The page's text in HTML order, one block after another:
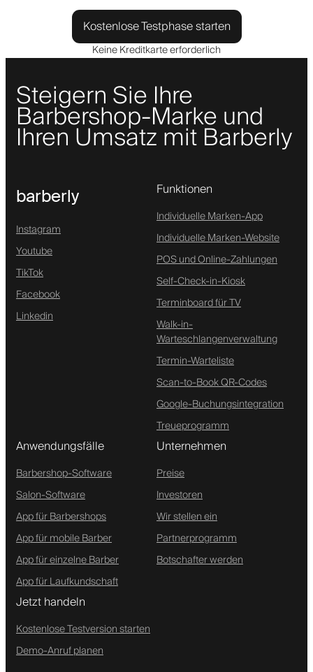
Kostenlose Testphase starten
Keine Kreditkarte erforderlich
Steigern Sie Ihre
Barbershop-Marke und
Ihren Umsatz mit Barberly
barberly
Instagram
Youtube
TikTok
Facebook
Linkedin
Funktionen
Individuelle Marken-App
Individuelle Marken-Website
POS und Online-Zahlungen
Self-Check-in-Kiosk
Terminboard für TV
Walk-in-
Warteschlangenverwaltung
Termin-Warteliste
Scan-to-Book QR-Codes
Google-Buchungsintegration
Treueprogramm
Anwendungsfälle
Barbershop-Software
Salon-Software
App für Barbershops
App für mobile Barber
App für einzelne Barber
App für Laufkundschaft
Unternehmen
Preise
Investoren
Wir stellen ein
Partnerprogramm
Botschafter werden
Jetzt handeln
Kostenlose Testversion starten
Demo-Anruf planen